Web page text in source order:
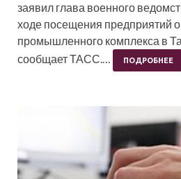
заявил глава военного
ходе посещения предприятий
промышленного комплекса в
сообщает ТАСС.…
ПОДРОБНЕЕ